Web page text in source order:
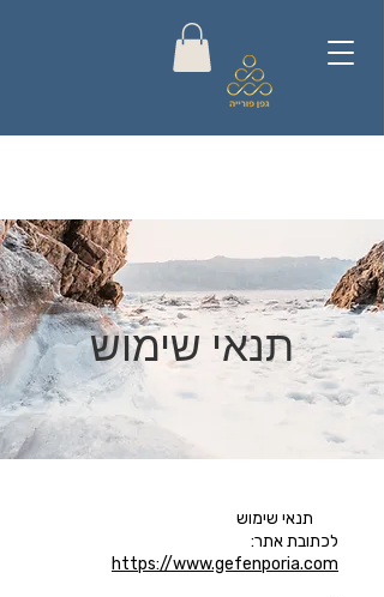
תנאי שימוש
תנאי שימוש
לכתובת אתר:
https://www.gefenporia.com